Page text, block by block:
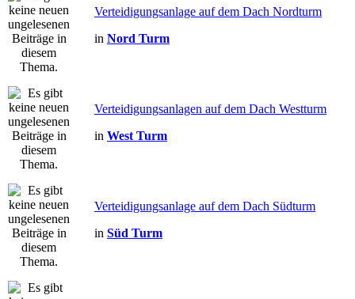
Verteidigungsanlage auf dem Dach Nordturm
in Nord Turm
Verteidigungsanlagen auf dem Dach Westturm
in West Turm
Verteidigungsanlage auf dem Dach Südturm
in Süd Turm